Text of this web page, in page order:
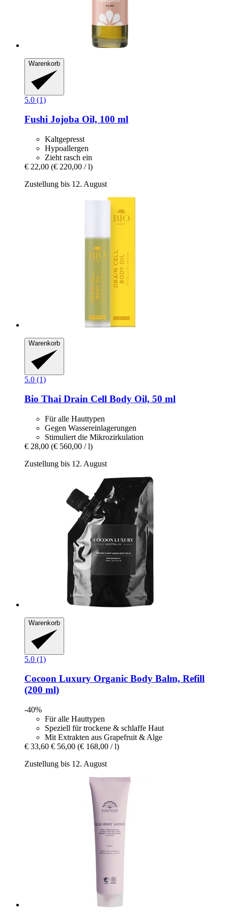
Warenkorb
5.0 (1)
Fushi Jojoba Oil, 100 ml
Kaltgepresst
Hypoallergen
Zieht rasch ein
€ 22,00 (€ 220,00 / l)
Zustellung bis 12. August
Warenkorb
5.0 (1)
Bio Thai Drain Cell Body Oil, 50 ml
Für alle Hauttypen
Gegen Wassereinlagerungen
Stimuliert die Mikrozirkulation
€ 28,00 (€ 560,00 / l)
Zustellung bis 12. August
Warenkorb
5.0 (1)
Cocoon Luxury Organic Body Balm, Refill
(200 ml)
-40%
Für alle Hauttypen
Speziell für trockene & schlaffe Haut
Mit Extrakten aus Grapefruit & Alge
€ 33,60 € 56,00 (€ 168,00 / l)
Zustellung bis 12. August